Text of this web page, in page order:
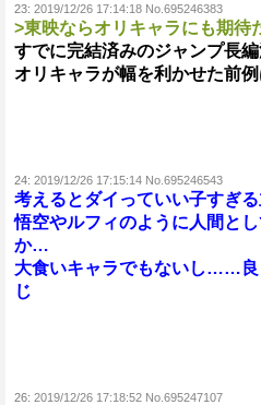
23: 2019/12/26 17:14:18 No.695246383
>東映ならオリキャラにも期待
すでに完結済みのジャンプ長
オリキャラが幅を利かせた前
24: 2019/12/26 17:15:14 No.695246543
考えるとダイっていい子すぎ
悟空やルフィのように人間と
か…
大食いキャラでもないし……良
じ
26: 2019/12/26 17:18:52 No.695247107